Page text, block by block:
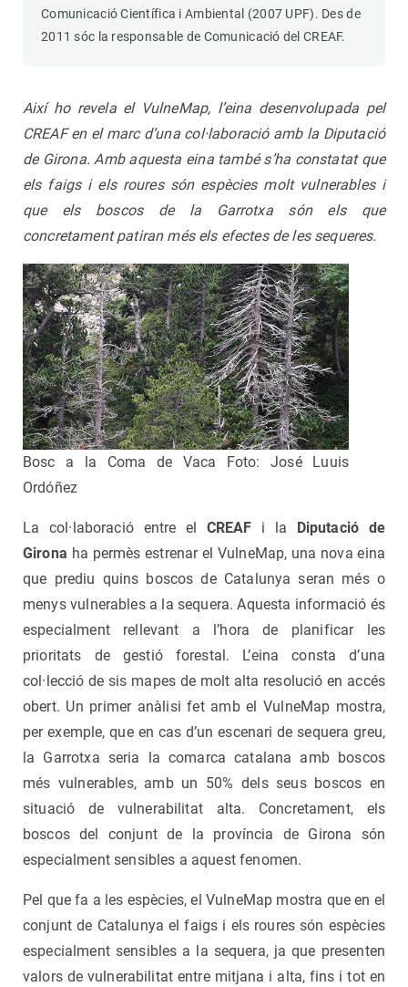
Comunicació Científica i Ambiental (2007 UPF). Des de
2011 sóc la responsable de Comunicació del CREAF.
Així ho revela el VulneMap, l’eina desenvolupada pel
CREAF en el marc d’una col·laboració amb la Diputació
de Girona.Amb aquesta eina també s’ha constatat que
els faigs i els roures són espècies molt vulnerables i
que els boscos de la Garrotxa són els que
concretament patiran més els efectes de les sequeres.
Bosc a la Coma de Vaca Foto: José Luuis
Ordóñez
La col·laboració entre el CREAF i la Diputació de
Girona ha permès estrenar el VulneMap, una nova eina
que prediu quins boscos de Catalunya seran més o
menys vulnerables a la sequera. Aquesta informació és
especialment rellevant a l’hora de planificar les
prioritats de gestió forestal. L’eina consta d’una
col·lecció de sis mapes de molt alta resolució en accés
obert. Un primer anàlisi fet amb el VulneMap mostra,
per exemple, que en cas d’un escenari de sequera greu,
la Garrotxa seria la comarca catalana amb boscos
més vulnerables, amb un 50% dels seus boscos en
situació de vulnerabilitat alta. Concretament, els
boscos del conjunt de la província de Girona són
especialment sensibles a aquest fenomen.
Pel que fa a les espècies, el VulneMap mostra que en el
conjunt de Catalunya el faigs i els roures són espècies
especialment sensibles a la sequera, ja que presenten
valors de vulnerabilitat entre mitjana i alta, fins i tot en